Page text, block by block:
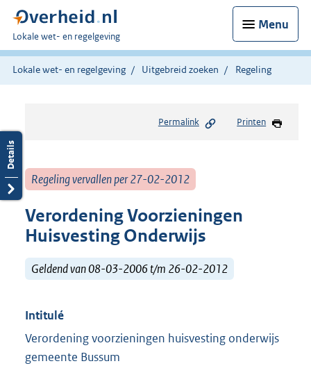
Menu
U
bent
hier:
Lokale wet- en regelgeving
Lokale wet- en regelgeving Uitgebreid zoeken Regeling
Permalink Printen
Regeling vervallen per 27-02-2012
Verordening Voorzieningen
Huisvesting Onderwijs
Geldend van 08-03-2006 t/m 26-02-2012
Intitulé
Verordening voorzieningen huisvesting onderwijs
gemeente Bussum